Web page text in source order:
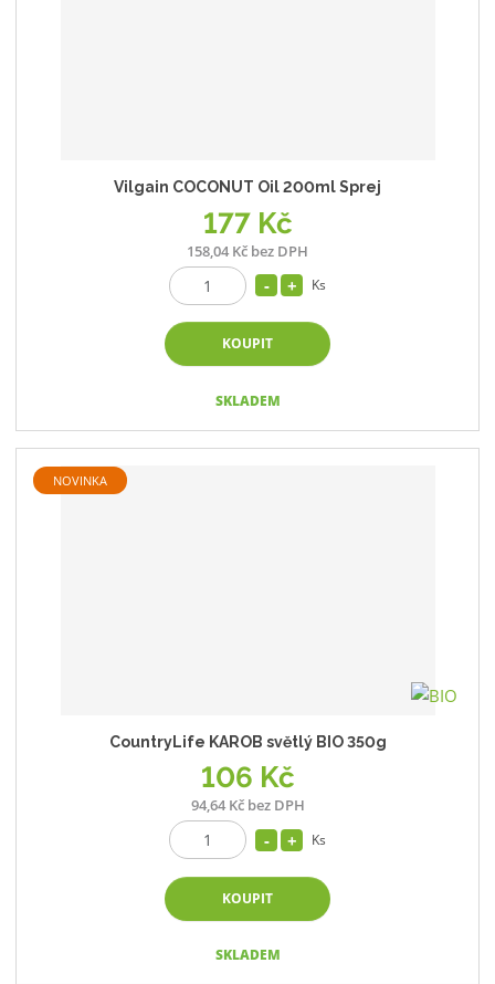
Vilgain COCONUT Oil 200ml Sprej
177 Kč
158,04 Kč bez DPH
Ks
KOUPIT
SKLADEM
NOVINKA
CountryLife KAROB světlý BIO 350g
106 Kč
94,64 Kč bez DPH
Ks
KOUPIT
SKLADEM